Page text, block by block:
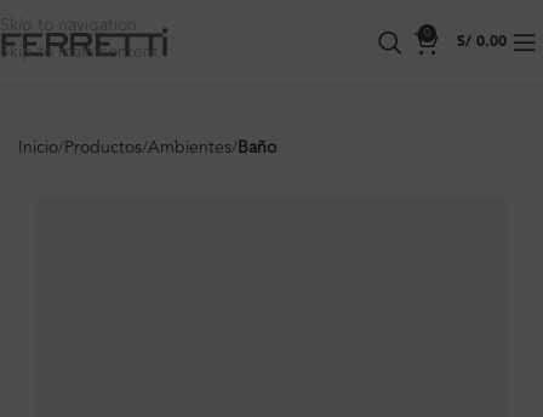
Skip to navigation
Skip to main content
0
S/ 0.00
Inicio Productos Ambientes Baño